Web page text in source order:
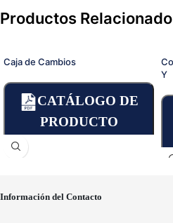
Productos
Caja de Cambios
CATÁLOGO DE
PRODUCTO
Y
Información del Contacto